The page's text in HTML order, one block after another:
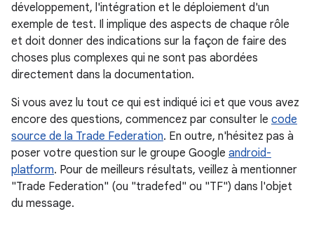
développement, l'intégration et le déploiement d'un
exemple de test. Il implique des aspects de chaque rôle
et doit donner des indications sur la façon de faire des
choses plus complexes qui ne sont pas abordées
directement dans la documentation.
Si vous avez lu tout ce qui est indiqué ici et que vous avez
encore des questions, commencez par consulter le code
source de la Trade Federation. En outre, n'hésitez pas à
poser votre question sur le groupe Google android-
platform. Pour de meilleurs résultats, veillez à mentionner
"Trade Federation" (ou "tradefed" ou "TF") dans l'objet
du message.